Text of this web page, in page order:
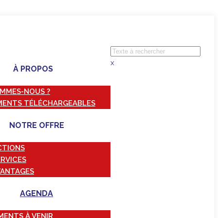
À PROPOS
NOUS ?
TÉLÉCHARGEABLES
NOTRE OFFRE
AGENDA
À VENIR
x